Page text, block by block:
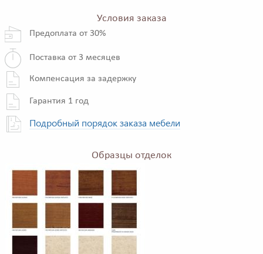
Условия заказа
Предоплата от 30%
Поставка от 3 месяцев
Компенсация за задержку
Гарантия 1 год
Подробный порядок заказа мебели
Образцы отделок